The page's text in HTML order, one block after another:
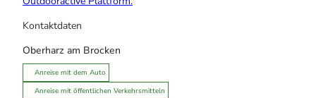
Kontaktdaten
Oberharz am Brocken
Anreise mit dem Auto
Anreise mit öffentlichen Verkehrsmitteln